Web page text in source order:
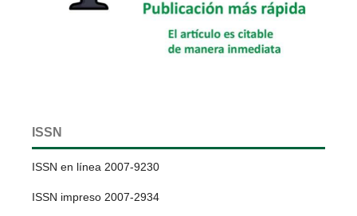
ISSN
ISSN en línea 2007-9230
ISSN impreso 2007-2934